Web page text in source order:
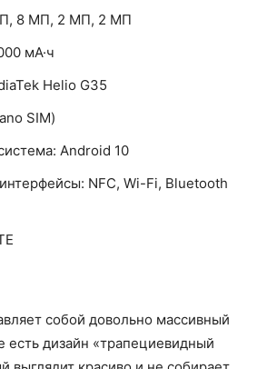
8 МП, 2 МП, 2 МП
мА·ч
Helio G35
SIM)
Android 10
NFC, Wi-Fi, Bluetooth
собой довольно массивный
есть дизайн «трапециевидный